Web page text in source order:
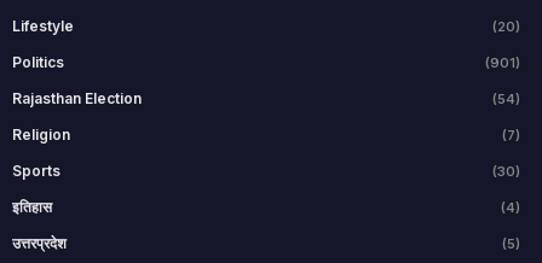
Lifestyle (20)
Politics (901)
Rajasthan Election (54)
Religion (7)
Sports (30)
इतिहास (4)
उत्तरप्रदेश (5)